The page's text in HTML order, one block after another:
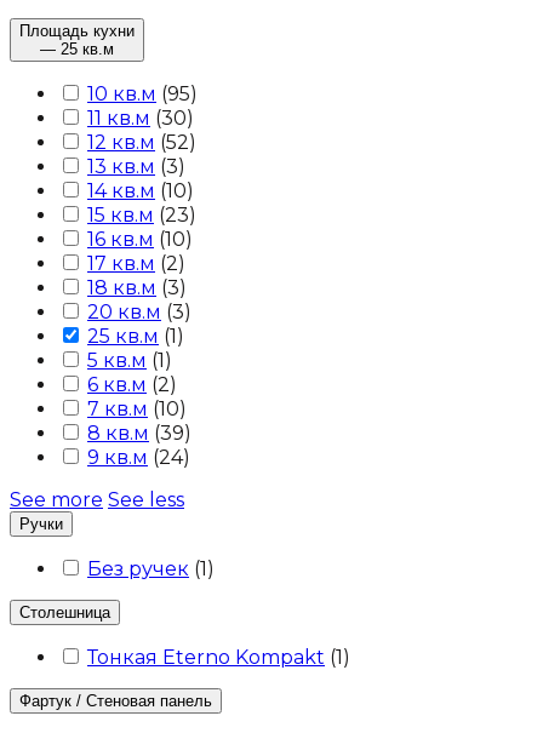
Площадь кухни
— 25 кв.м
10 кв.м (95)
11 кв.м (30)
12 кв.м (52)
13 кв.м (3)
14 кв.м (10)
15 кв.м (23)
16 кв.м (10)
17 кв.м (2)
18 кв.м (3)
20 кв.м (3)
25 кв.м (1)
5 кв.м (1)
6 кв.м (2)
7 кв.м (10)
8 кв.м (39)
9 кв.м (24)
See more See less
Ручки
Без ручек (1)
Столешница
Тонкая Eterno Kompakt (1)
Фартук / Стеновая панель